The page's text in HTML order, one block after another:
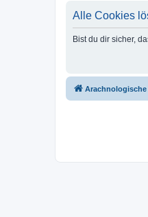
Alle Cookies
Bist du dir sicher,
Arachnologische